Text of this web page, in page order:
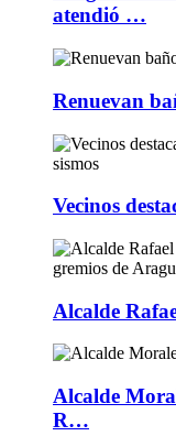
atendió …
Renuevan
Vecinos
Alcalde
Alcalde
R…